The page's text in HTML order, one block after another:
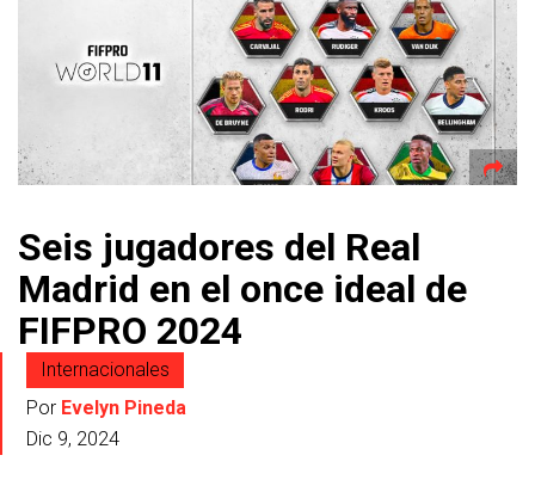
Seis jugadores del Real
Madrid en el once ideal de
FIFPRO 2024
Internacionales
Por Evelyn Pineda
Dic 9, 2024